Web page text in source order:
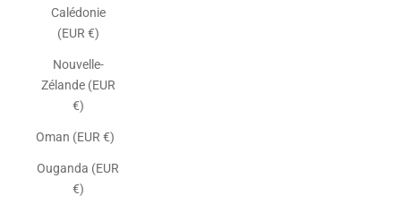
Calédonie
(EUR €)
Nouvelle-
Zélande (EUR
€)
Oman (EUR €)
Ouganda (EUR
€)